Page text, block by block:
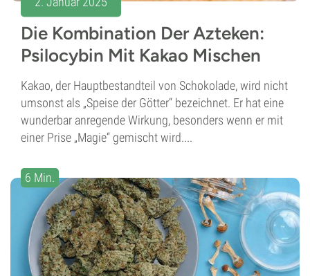
Die Kombination Der Azteken:
Psilocybin Mit Kakao Mischen
Kakao, der Hauptbestandteil von Schokolade, wird nicht
umsonst als „Speise der Götter“ bezeichnet. Er hat eine
wunderbar anregende Wirkung, besonders wenn er mit
einer Prise „Magie“ gemischt wird....
6 Min.